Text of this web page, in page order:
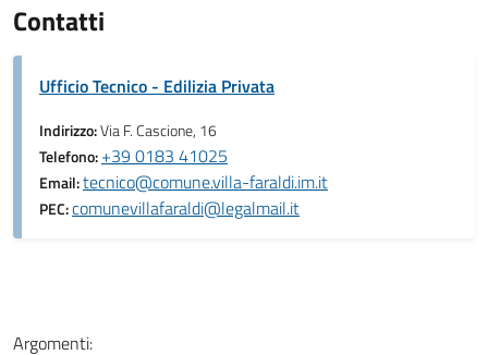
Contatti
Ufficio Tecnico - Edilizia Privata
Indirizzo:Via F. Cascione, 16
Telefono:+39 0183 41025
Email:tecnico@comune.villa-faraldi.im.it
PEC:comunevillafaraldi@legalmail.it
Argomenti: